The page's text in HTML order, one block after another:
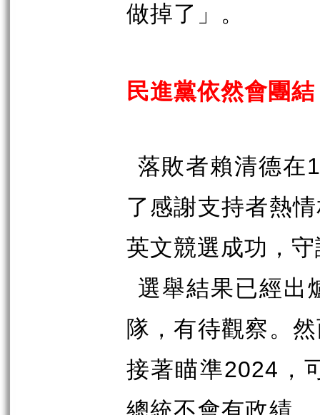
做掉了」。
民進黨依然會團結
落敗者賴清德在
了感謝支持者熱
英文競選成功，
選舉結果已經出
隊，有待觀察。
接著瞄準2024 ，